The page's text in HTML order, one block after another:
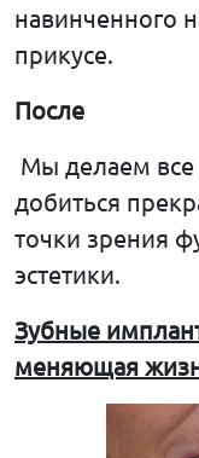
навинченного
прикусе.
После
Мы делаем
добиться
точки зрения
эстетики.
Зубные
меняющая